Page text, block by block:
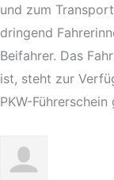
und zum
dringend
Beifahrer. Das
ist, steht zur
PKW-